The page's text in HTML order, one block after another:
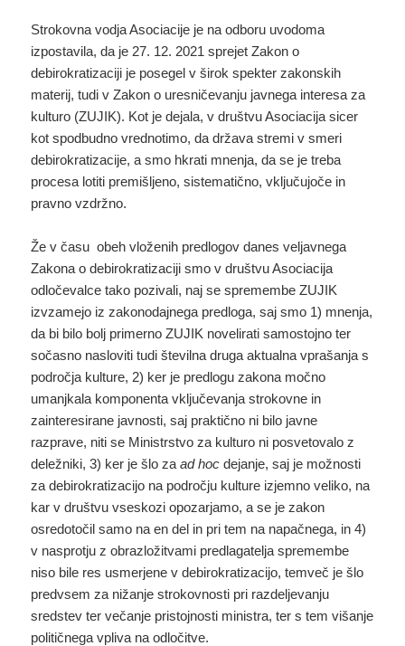
Strokovna vodja Asociacije je na odboru uvodoma
izpostavila, da je 27. 12. 2021 sprejet Zakon o
debirokratizaciji je posegel v širok spekter zakonskih
materij, tudi v Zakon o uresničevanju javnega interesa za
kulturo (ZUJIK). Kot je dejala, v društvu Asociacija sicer
kot spodbudno vrednotimo, da država stremi v smeri
debirokratizacije, a smo hkrati mnenja, da se je treba
procesa lotiti premišljeno, sistematično, vključujoče in
pravno vzdržno.
Že v času obeh vloženih predlogov danes veljavnega
Zakona o debirokratizaciji smo v društvu Asociacija
odločevalce tako pozivali, naj se spremembe ZUJIK
izvzamejo iz zakonodajnega predloga, saj smo 1) mnenja,
da bi bilo bolj primerno ZUJIK novelirati samostojno ter
sočasno nasloviti tudi številna druga aktualna vprašanja s
področja kulture, 2) ker je predlogu zakona močno
umanjkala komponenta vključevanja strokovne in
zainteresirane javnosti, saj praktično ni bilo javne
razprave, niti se Ministrstvo za kulturo ni posvetovalo z
deležniki, 3) ker je šlo zaad hoc dejanje, saj je možnosti
za debirokratizacijo na področju kulture izjemno veliko, na
kar v društvu vseskozi opozarjamo, a se je zakon
osredotočil samo na en del in pri tem na napačnega, in 4)
v nasprotju z obrazložitvami predlagatelja spremembe
niso bile res usmerjene v debirokratizacijo, temveč je šlo
predvsem za nižanje strokovnosti pri razdeljevanju
sredstev ter večanje pristojnosti ministra, ter s tem višanje
političnega vpliva na odločitve.